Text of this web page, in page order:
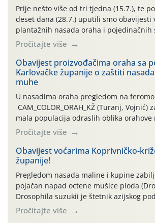
Prije nešto više od tri tjedna (15.7.), te
deset dana (28.7.) uputili smo obavijesti
plantažnih nasada oraha i pojedinačnih
leta i ovogodišnjoj potrebi usmjerenog
orahove muhe (Rhagoletis completa)!
traje drugi ovogodišnji “toplinski udar”,
izražen zadnja šest dana (31.7.-05.8.),
temperature zraka svakodnevno […]
Pročitajte više
Obavijest proizvođačima oraha sa
Karlovačke županije o zaštiti
muhe
U nasadima oraha pregledom na
CAM_COLOR_ORAH_KŽ (Turanj, Vojnić)
mala populacija odraslih oblika orahove
(Rhagoletis completa). Niska brojnost
činjenicom da je riječ o mladim
urodom, što je povezano i s manjim
jedinki. U starijim nasadima, na žutim
pločama s […]
Pročitajte više
Obavijest voćarima Koprivničko-
županije!
Pregledom nasada maline i kupine
pojačan napad octene mušice ploda
Drosophila suzukii je štetnik azijskog
2010. godine prvi puta je registriran u
rujnu 2016. godine na našem su
Pročitajte više